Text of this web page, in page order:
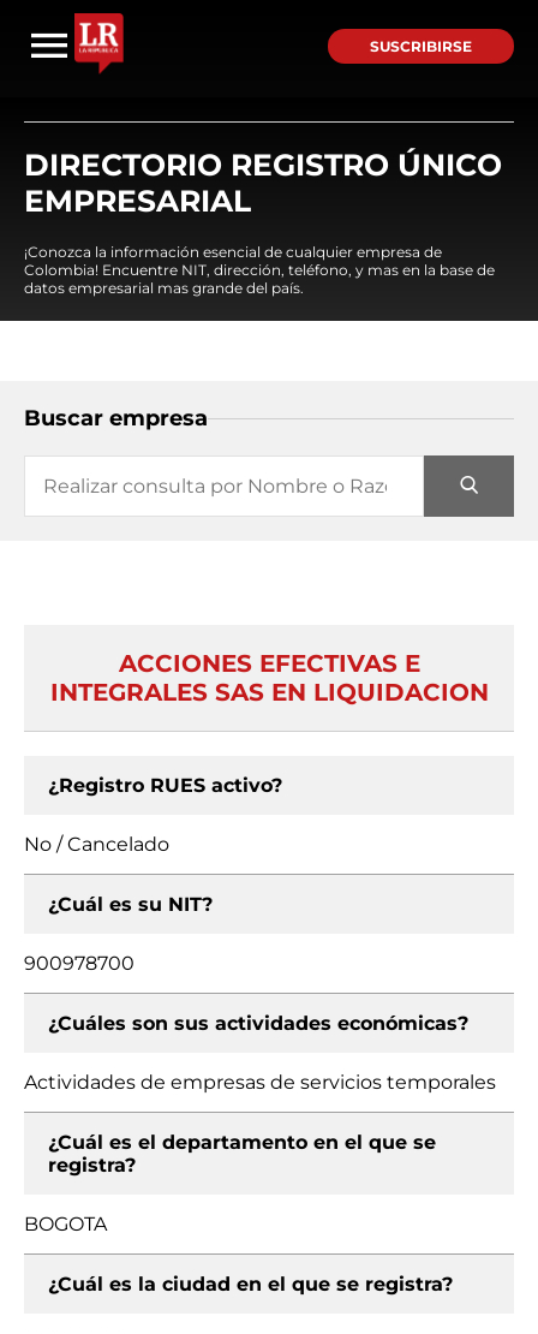
SUSCRIBIRSE
DIRECTORIO REGISTRO ÚNICO
EMPRESARIAL
¡Conozca la información esencial de cualquier empresa de
Colombia! Encuentre NIT, dirección, teléfono, y mas en la base de
datos empresarial mas grande del país.
Buscar empresa
ACCIONES EFECTIVAS E
INTEGRALES SAS EN LIQUIDACION
¿Registro RUES activo?
No / Cancelado
¿Cuál es su NIT?
900978700
¿Cuáles son sus actividades económicas?
Actividades de empresas de servicios temporales
¿Cuál es el departamento en el que se
registra?
BOGOTA
¿Cuál es la ciudad en el que se registra?